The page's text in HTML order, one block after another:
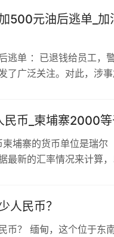
500元油后逃单_
逃单 ：已退钱给员工，
了广泛关注。对此，涉
币_柬埔寨2000
埔寨的货币单位是瑞尔
最新的汇率情况来计算
人民币？
币？ 缅甸，这个位于东